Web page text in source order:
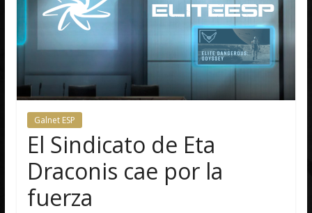
Galnet ESP
El Sindicato de Eta
Draconis cae por la
fuerza